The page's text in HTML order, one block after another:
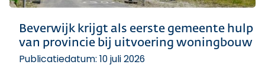
Beverwijk krijgt als eerste gemeente hulp
van provincie bij uitvoering woningbouw
Publicatiedatum: 10 juli 2026